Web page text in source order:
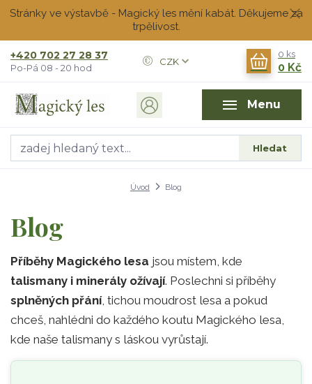
Stránky ve výstavbě - Magický les mění kabát. Děkujeme za
trpělivost.
Menu
CZK
Hledat
+420 702 27 28 37
Po-Pá 08 - 20 hod
0 ks
0 Kč
Úvod Blog
Blog
Příběhy Magického lesa jsou místem, kde
talismany i minerály ožívají. Poslechni si příběhy
splněných přání, tichou moudrost lesa a pokud
chceš, nahlédni do každého koutu Magického lesa,
kde naše talismany s láskou vyrůstají.